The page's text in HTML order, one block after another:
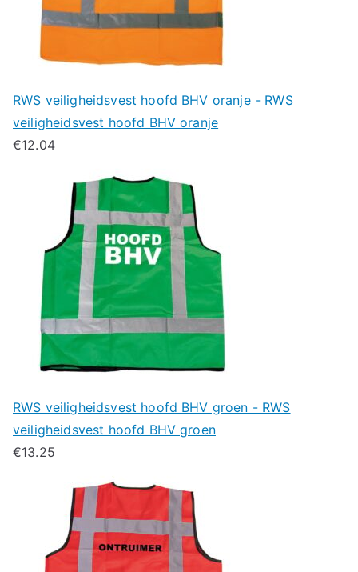
RWS veiligheidsvest hoofd BHV oranje - RWS
veiligheidsvest hoofd BHV oranje
€12.04
RWS veiligheidsvest hoofd BHV groen - RWS
veiligheidsvest hoofd BHV groen
€13.25